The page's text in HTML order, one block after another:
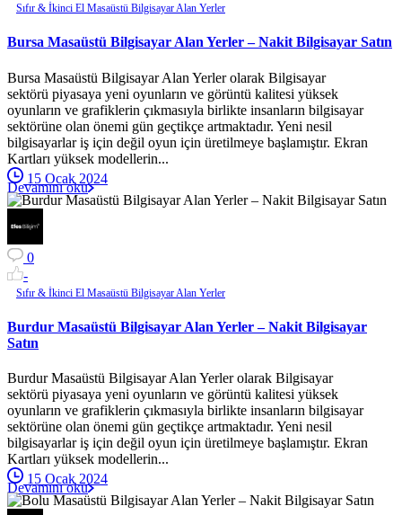
Sıfır & İkinci El Masaüstü Bilgisayar Alan Yerler
Bursa Masaüstü Bilgisayar Alan Yerler – Nakit Bilgisayar Satın
Bursa Masaüstü Bilgisayar Alan Yerler olarak Bilgisayar
sektörü piyasaya yeni oyunların ve görüntü kalitesi yüksek
oyunların ve grafiklerin çıkmasıyla birlikte insanların bilgisayar
sektörüne olan önemi gün geçtikçe artmaktadır. Yeni nesil
bilgisayarlar iş için değil oyun için üretilmeye başlamıştır. Ekran
Kartları yüksek modellerin...
15 Ocak 2024
Devamını oku
0
-
Sıfır & İkinci El Masaüstü Bilgisayar Alan Yerler
Burdur Masaüstü Bilgisayar Alan Yerler – Nakit Bilgisayar
Satın
Burdur Masaüstü Bilgisayar Alan Yerler olarak Bilgisayar
sektörü piyasaya yeni oyunların ve görüntü kalitesi yüksek
oyunların ve grafiklerin çıkmasıyla birlikte insanların bilgisayar
sektörüne olan önemi gün geçtikçe artmaktadır. Yeni nesil
bilgisayarlar iş için değil oyun için üretilmeye başlamıştır. Ekran
Kartları yüksek modellerin...
15 Ocak 2024
Devamını oku